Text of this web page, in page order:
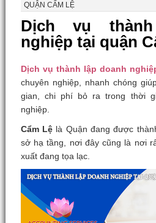
QUẬN CẨM LỆ
Dịch vụ
nghiệp tại quận
Dịch vụ thành lập doanh
chuyên nghiệp, nhanh chóng
gian, chi phí bỏ ra trong thời
nghiệp.
Cẩm Lệ là Quận đang được
sở hạ tầng, nơi đây cũng là nơi
xuất đang tọa lạc.